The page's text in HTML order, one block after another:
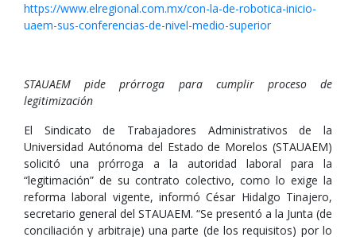
https://www.elregional.com.mx/con-la-de-robotica-inicio-
uaem-sus-conferencias-de-nivel-medio-superior
STAUAEM pide prórroga para cumplir proceso de
legitimización
El Sindicato de Trabajadores Administrativos de la
Universidad Autónoma del Estado de Morelos (STAUAEM)
solicitó una prórroga a la autoridad laboral para la
“legitimación” de su contrato colectivo, como lo exige la
reforma laboral vigente, informó César Hidalgo Tinajero,
secretario general del STAUAEM. “Se presentó a la Junta (de
conciliación y arbitraje) una parte (de los requisitos) por lo